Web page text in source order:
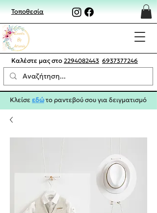
Τοποθεσία
Καλέστε μας στο 2294082443 6937377246
Κλείσεεδώτο ραντεβού σου για δειγματισμό